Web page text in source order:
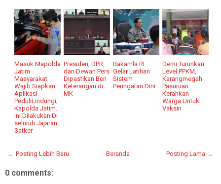
Masuk Mapolda
Jatim
Masyarakat
Wajib Siapkan
Aplikasi
PeduliLindungi,
Kapolda Jatim.
Ini Dilakukan Di
seluruh Jajaran
Satker
Presiden, DPR,
dan Dewan Pers
Dipastikan Beri
Keterangan di
MK
Bakamla RI
Gelar Latihan
Sistem
Peringatan Dini
Demi Turunkan
Level PPKM,
Karangmegah
Pasuruan
Kerahkan
Warga Untuk
Vaksin
← Posting Lebih Baru Posting Lama →
Beranda
0 comments: